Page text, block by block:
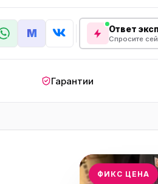
M Ответ
Спросите
машина
Гарантии
ФИКС ЦЕНА